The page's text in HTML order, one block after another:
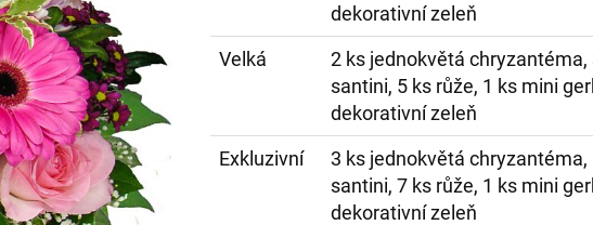
dekorativní zeleň
Velká
2 ks jednokvětá
santini, 5 ks růže, 1 ks mini
dekorativní zeleň
Exkluzivní
3 ks jednokvětá
santini, 7 ks růže, 1 ks mini
dekorativní zeleň